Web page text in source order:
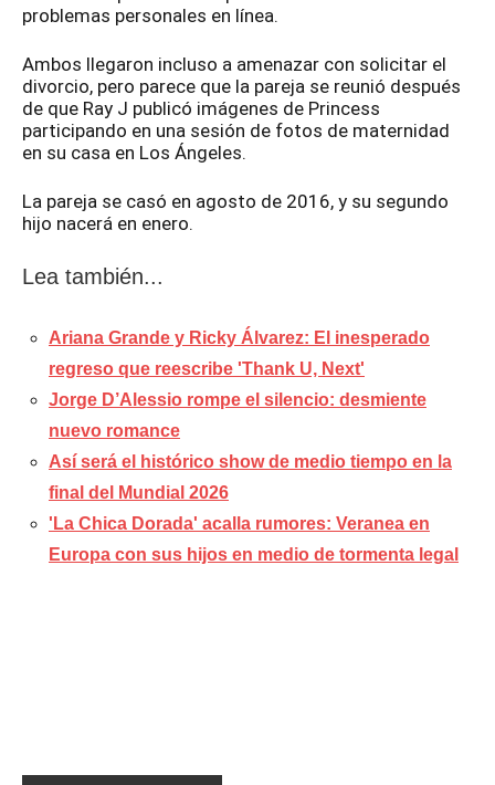
problemas personales en línea.
Ambos llegaron incluso a amenazar con solicitar el
divorcio, pero parece que la pareja se reunió después
de que Ray J publicó imágenes de Princess
participando en una sesión de fotos de maternidad
en su casa en Los Ángeles.
La pareja se casó en agosto de 2016, y su segundo
hijo nacerá en enero.
Lea también...
Ariana Grande y Ricky Álvarez: El inesperado
regreso que reescribe 'Thank U, Next'
Jorge D’Alessio rompe el silencio: desmiente
nuevo romance
Así será el histórico show de medio tiempo en la
final del Mundial 2026
'La Chica Dorada' acalla rumores: Veranea en
Europa con sus hijos en medio de tormenta legal